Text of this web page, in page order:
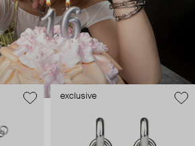
своих коней),
для контроля лошадей: не через
давления.
exclusive